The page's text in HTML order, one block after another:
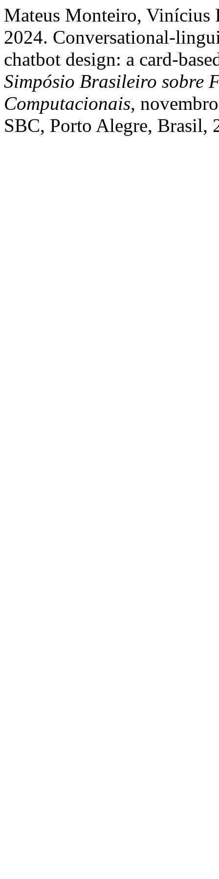
Mateus Monteiro, Vinícius
2024. Conversational-
chatbot design: a card-
Simpósio Brasileiro sobre
Computacionais,
SBC, Porto Alegre, Brasil,